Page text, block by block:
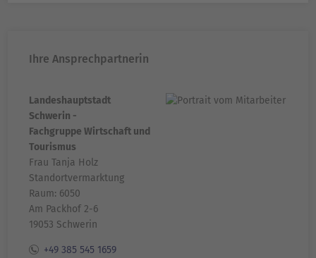
Ihre Ansprechpartnerin
Landeshauptstadt
Schwerin -
Fachgruppe Wirtschaft und
Tourismus
Frau Tanja Holz
Standortvermarktung
Raum: 6050
Am Packhof 2-6
19053 Schwerin
+49 385 545 1659